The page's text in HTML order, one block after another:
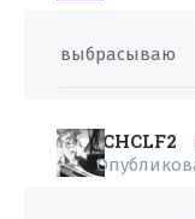
выбрасываю
CHCLF2